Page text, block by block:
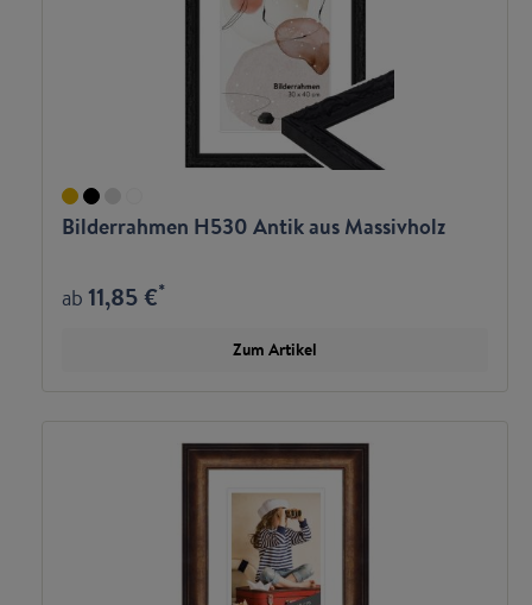
Bilderrahmen H530 Antik aus Massivholz
ab11,85 €*
Zum Artikel